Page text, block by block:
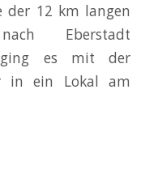
der 12 km langen
Eberstadt
ging es mit der
in ein Lokal am